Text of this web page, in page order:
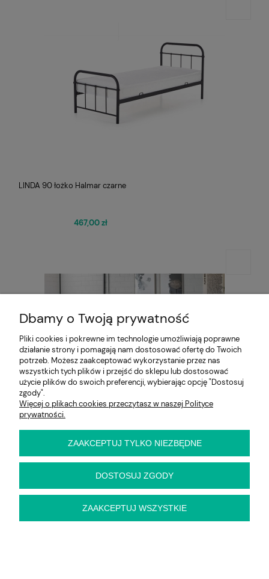
LINDA 90 łożko Halmar czarne
467,00 zł
MARGARITA 160 łóżko Halmar
popielaty/naturalny
1 829,00 zł
Dbamy o Twoją prywatność
Pliki cookies i pokrewne im technologie umożliwiają poprawne
działanie strony i pomagają nam dostosować ofertę do Twoich
potrzeb. Możesz zaakceptować wykorzystanie przez nas
wszystkich tych plików i przejść do sklepu lub dostosować
użycie plików do swoich preferencji, wybierając opcję "Dostosuj
zgody".
Więcej o plikach cookies przeczytasz w naszej Polityce
prywatności.
ZAAKCEPTUJ TYLKO NIEZBĘDNE
DOSTOSUJ ZGODY
ZAAKCEPTUJ WSZYSTKIE